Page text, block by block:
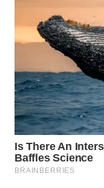
WN
LIKUPANG
WN
LABUANBAJO
WN
BORNEO
Wahana
Media